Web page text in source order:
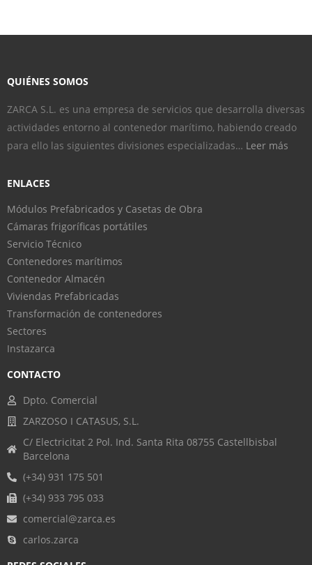
QUIÉNES SOMOS
ZARCA S.L. es una empresa de servicios que desarrolla diversas
actividades entorno al contenedor marítimo, habiendo creado
para ello las siguientes divisiones especializadas… Leer más
ENLACES
Módulos Prefabricados y Casetas de Obra
Cámaras frigoríficas portátiles
Servicio Técnico
Contenedores marítimos
Contenedor Almacén
Viviendas Prefabricadas
Transformación de contenedores
Sectores
Instazarca
CONTACTO
Dpto. Comercial
ZARZOSO I CATASUS, S.L.
C/ Electricitat 2 Pol. Ind. Santa Rita 08755 Castellbisbal
Barcelona
(+34) 931 175 501
(+34) 933 795 033
comercial@zarca.es
carlos.zarca